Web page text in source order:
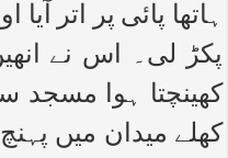
ہاتھا پائی پر اتر
پکڑ لی۔ اس نے
کھینچتا ہوا مسجد
کھلے میدان میں